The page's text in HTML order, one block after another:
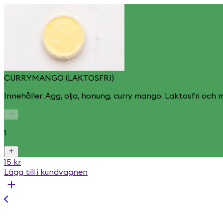
CURRYMANGO (LAKTOSFRI)
Innehåller: Ägg, olja, honung, curry mango. Laktosfri och
1
15 kr
Lägg till i kundvagnen